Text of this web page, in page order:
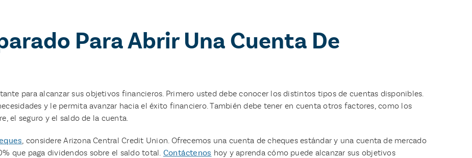
Para Abrir Una Cuenta De
para alcanzar sus objetivos financieros. Primero usted debe conocer los distintos tipos de cuentas disponibles.
y le permita avanzar hacia el éxito financiero. También debe tener en cuenta otros factores, como los
el seguro y el saldo de la cuenta.
, considere Arizona Central Credit Union. Ofrecemos una cuenta de cheques estándar y una cuenta de mercado
que paga dividendos sobre el saldo total. Contáctenos hoy y aprenda cómo puede alcanzar sus objetivos